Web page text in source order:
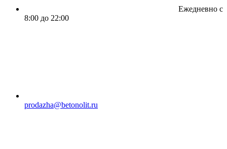
Ежедневно с
8:00 до 22:00
prodazha@betonolit.ru